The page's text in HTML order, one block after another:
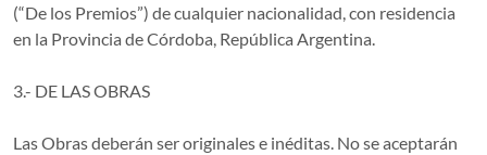
(“De los Premios”) de cualquier nacionalidad, con residencia
en la Provincia de Córdoba, República Argentina.
3.- DE LAS OBRAS
Las Obras deberán ser originales e inéditas. No se aceptarán